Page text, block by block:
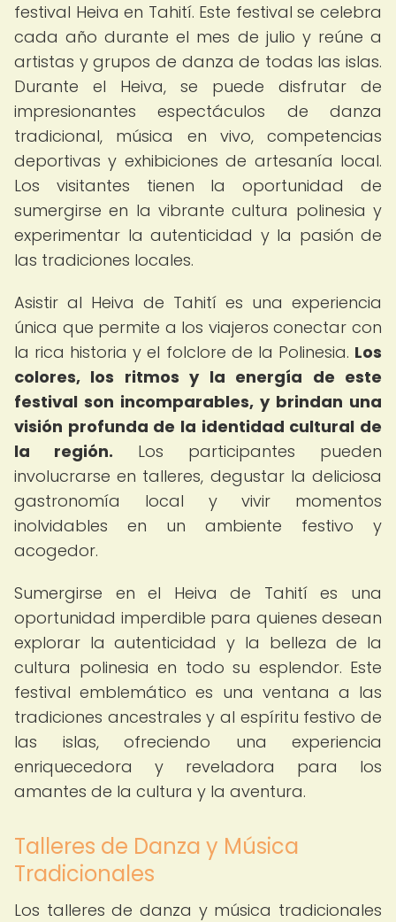
festival Heiva en Tahití. Este festival se celebra
cada año durante el mes de julio y reúne a
artistas y grupos de danza de todas las islas.
Durante el Heiva, se puede disfrutar de
impresionantes espectáculos de danza
tradicional, música en vivo, competencias
deportivas y exhibiciones de artesanía local.
Los visitantes tienen la oportunidad de
sumergirse en la vibrante cultura polinesia y
experimentar la autenticidad y la pasión de
las tradiciones locales.
Asistir al Heiva de Tahití es una experiencia
única que permite a los viajeros conectar con
la rica historia y el folclore de la Polinesia. Los
colores, los ritmos y la energía de este
festival son incomparables, y brindan una
visión profunda de la identidad cultural de
la región. Los participantes pueden
involucrarse en talleres, degustar la deliciosa
gastronomía local y vivir momentos
inolvidables en un ambiente festivo y
acogedor.
Sumergirse en el Heiva de Tahití es una
oportunidad imperdible para quienes desean
explorar la autenticidad y la belleza de la
cultura polinesia en todo su esplendor. Este
festival emblemático es una ventana a las
tradiciones ancestrales y al espíritu festivo de
las islas, ofreciendo una experiencia
enriquecedora y reveladora para los
amantes de la cultura y la aventura.
Talleres de Danza y Música
Tradicionales
Los talleres de danza y música tradicionales